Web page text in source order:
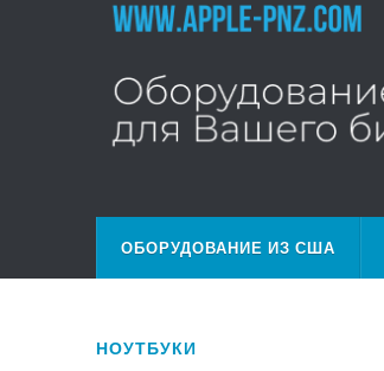
ОБОРУДОВАНИЕ ИЗ США
НОУТБУКИ